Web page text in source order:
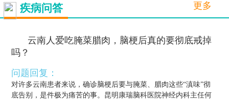
疾病问答 更多
云南人爱吃腌菜腊肉，脑梗后真的要彻底戒掉
吗？
问题回复：
对许多云南患者来说，确诊脑梗后要与腌菜、腊肉这些“滇味”彻
底告别，是件极为痛苦的事。昆明康瑞脑科医院神经内科主任何